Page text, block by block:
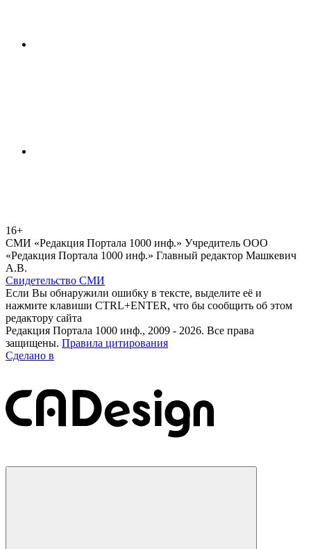
16+
СМИ «Редакция Портала 1000 инф.» Учредитель ООО
«Редакция Портала 1000 инф.» Главный редактор Машкевич
А.В.
Свидетельство СМИ
Если Вы обнаружили ошибку в тексте, выделите её и
нажмите клавиши CTRL+ENTER, что бы сообщить об этом
редактору сайта
Редакция Портала 1000 инф., 2009 - 2026. Все права
защищены. Правила цитирования
Сделано в